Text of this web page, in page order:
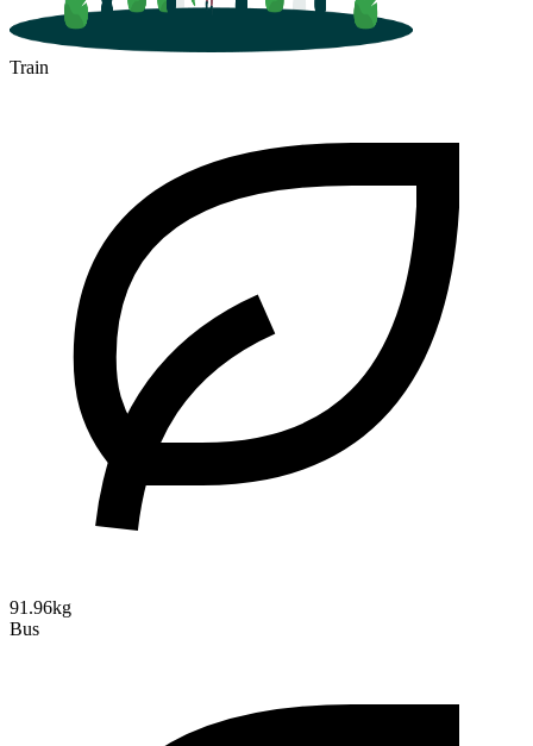
Train
91.96kg
Bus